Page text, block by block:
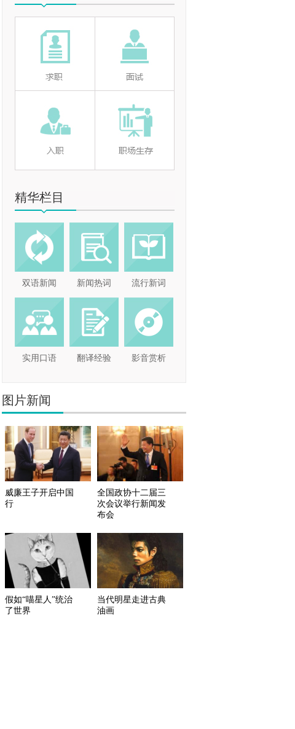
精华栏目
双语新闻 新闻热词 流行新词
实用口语 翻译经验 影音赏析
图片新闻
威廉王子开启中国
行
全国政协十二届三
次会议举行新闻发
布会
假如“喵星人”统治
了世界
当代明星走进古典
油画